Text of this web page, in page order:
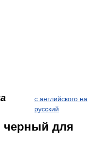
с английского на
русский
черный для